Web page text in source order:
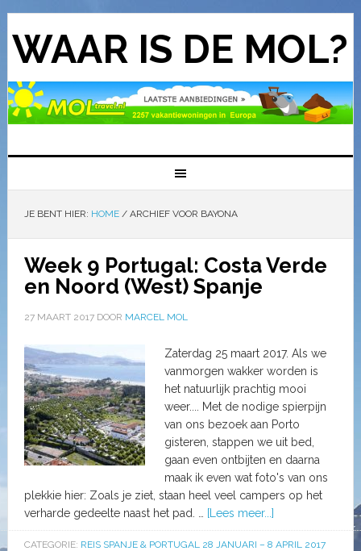
WAAR IS DE MOL?
JE BENT HIER: HOME /ARCHIEF VOOR BAYONA
Week 9 Portugal: Costa Verde
en Noord (West) Spanje
27 MAART 2017DOOR MARCEL MOL
Zaterdag 25 maart 2017. Als we
vanmorgen wakker worden is
het natuurlijk prachtig mooi
weer.... Met de nodige spierpijn
van ons bezoek aan Porto
gisteren, stappen we uit bed,
gaan even ontbijten en daarna
maak ik even wat foto's van ons
plekkie hier: Zoals je ziet, staan heel veel campers op het
verharde gedeelte naast het pad. …
[Lees meer...]
CATEGORIE: REIS SPANJE & PORTUGAL 28 JANUARI – 8 APRIL 2017